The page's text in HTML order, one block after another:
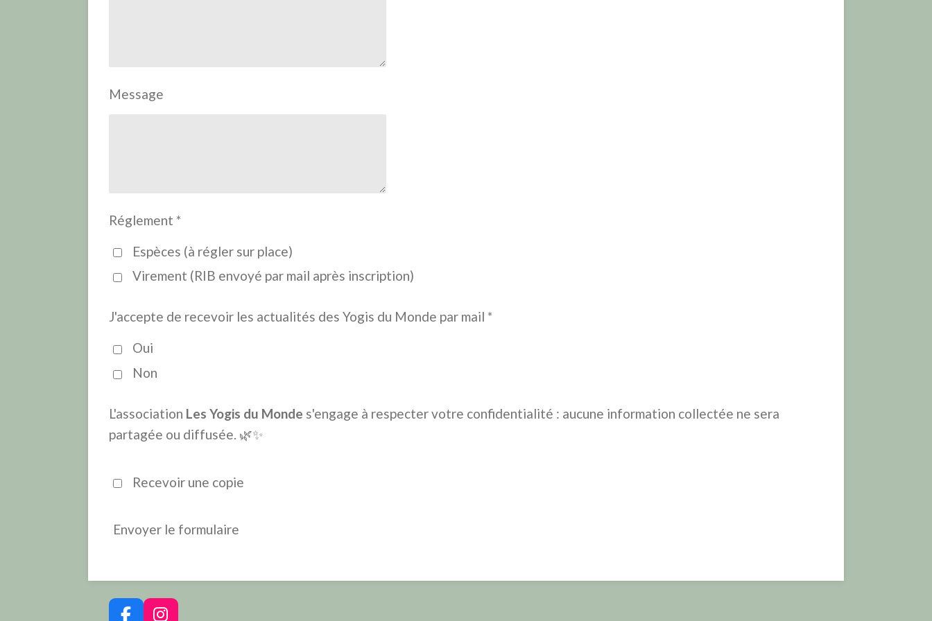
Message
Réglement *
Espèces (à régler sur place)
Virement (RIB envoyé par mail après inscription)
J'accepte de recevoir les actualités des Yogis du Monde par mail *
Oui
Non
L'association Les Yogis du Monde s'engage à respecter votre confidentialité : aucune information collectée ne sera
partagée ou diffusée. 🌿✨
Recevoir une copie
Envoyer le formulaire